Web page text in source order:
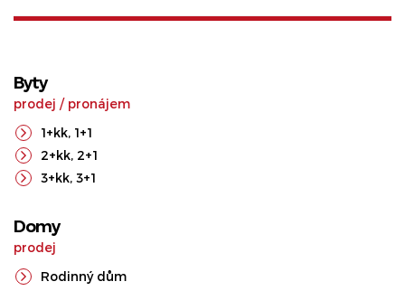
Byty
prodej / pronájem
1+kk, 1+1
2+kk, 2+1
3+kk, 3+1
Domy
prodej
Rodinný dům